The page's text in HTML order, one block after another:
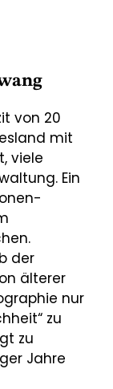
von 20
mit
viele
Ein
der
älterer
nur
zu
zu
Jahre